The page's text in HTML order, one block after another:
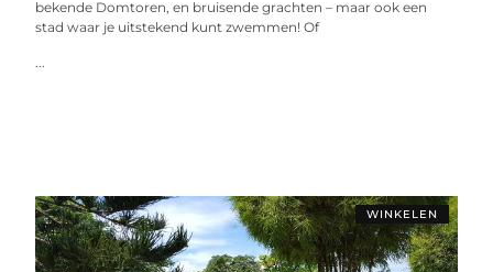
bekende Domtoren, en bruisende grachten – maar ook een
stad waar je uitstekend kunt zwemmen! Of
...
WINKELEN